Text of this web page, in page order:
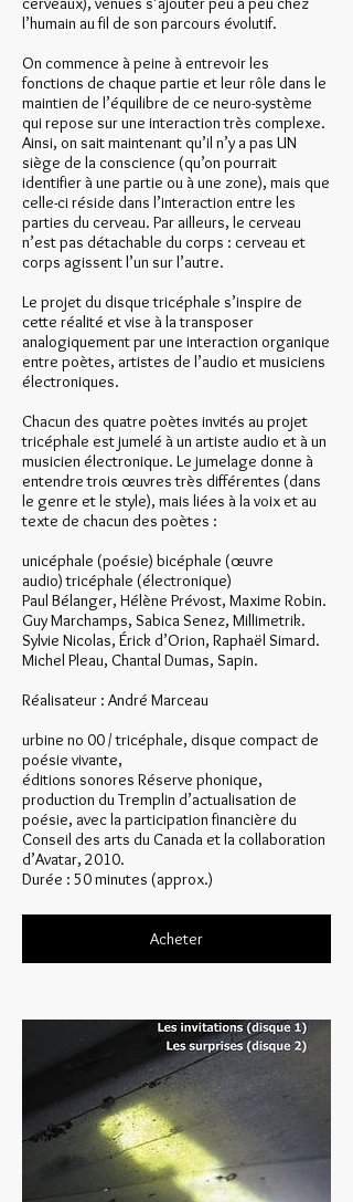
l’humain au fil de son parcours évolutif.
On commence à peine à entrevoir les
fonctions de chaque partie et leur rôle dans le
maintien de l’équilibre de ce neuro-système
qui repose sur une interaction très complexe.
Ainsi, on sait maintenant qu’il n’y a pas UN
siège de la conscience (qu’on pourrait
identifier à une partie ou à une zone), mais que
celle-ci réside dans l’interaction entre les
parties du cerveau. Par ailleurs, le cerveau
n’est pas détachable du corps : cerveau et
corps agissent l’un sur l’autre.
Le projet du disque tricéphale s’inspire de
cette réalité et vise à la transposer
analogiquement par une interaction organique
entre poètes, artistes de l’audio et musiciens
électroniques.
Chacun des quatre poètes invités au projet
tricéphale est jumelé à un artiste audio et à un
musicien électronique. Le jumelage donne à
entendre trois œuvres très différentes (dans
le genre et le style), mais liées à la voix et au
texte de chacun des poètes :
unicéphale (poésie) bicéphale (œuvre
audio) tricéphale (électronique)
Paul Bélanger, Hélène Prévost, Maxime Robin.
Guy Marchamps, Sabica Senez, Millimetrik.
Sylvie Nicolas, Érick d’Orion, Raphaël Simard.
Michel Pleau, Chantal Dumas, Sapin.
Réalisateur : André Marceau
urbine no 00 / tricéphale, disque compact de
poésie vivante,
éditions sonores Réserve phonique,
production du Tremplin d’actualisation de
poésie, avec la participation financière du
Conseil des arts du Canada et la collaboration
d’Avatar, 2010.
Durée : 50 minutes (approx.)
Acheter